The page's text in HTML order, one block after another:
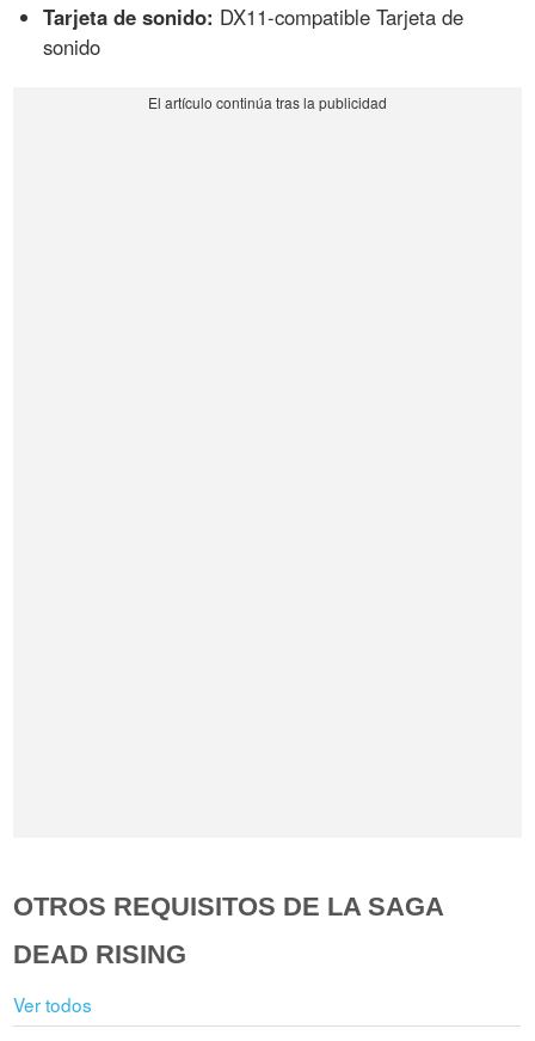
Tarjeta de sonido: DX11-compatible Tarjeta de
sonido
OTROS REQUISITOS DE LA SAGA
DEAD RISING
Ver todos